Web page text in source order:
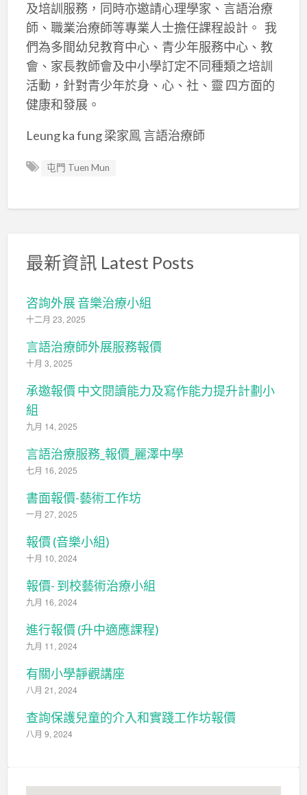
及培訓服務，同時亦邀請心理學家、言語治療
師、職業治療師等專業人士擔任課程設計。 ​ 我
們為多間幼兒教育中心、青少年服務中心、教
會、家長教師會及中小學訂定不同種類之培訓
活動，針對青少年於身、心、社、靈 四方面的
健康和發展。
Leung ka fung 梁家鳯 言語治療師
屯門 Tuen Mun
最新資訊 Latest Posts
咨詢外展 音樂治療小組
十二月 23, 2025
言語治療師外展服務報價
十月 3, 2025
承邀報價 中文閱讀能力及寫作能力提升計劃小
組
九月 14, 2025
言語治療服務_報價_麗澤中學
七月 16, 2025
書面報價-藝術工作坊
一月 27, 2025
報價 (音樂小組)
十月 10, 2024
報價- 到校藝術治療小組
九月 16, 2024
進行報價 (升中適應課程)
九月 11, 2024
有關小學靜觀講座
八月 21, 2024
查詢保護兒童的介入和實踐工作坊報價
八月 9, 2024